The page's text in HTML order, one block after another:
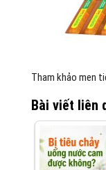
Tham khảo men
Bài viết liên